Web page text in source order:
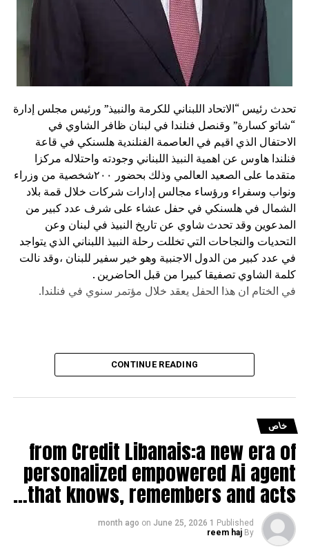
تحدث رئيس “الاتحاد اللبناني للكرمة والنبيذ” ورئيس مجلس إدارة
“شاتو كسارة” وقنصل فنلندا في لبنان ظافر الشاوي في
الاحتفال الذي اقيم في العاصمة الفنلندية هلسنكي في قاعة
فنلندا هاوس عن اهمية النبيذ اللبناني وجودته واحتلاله مركزا
متقدما على الصعيد العالمي وذلك بحضور ٢٠٠شخصية من وزراء
ونواب وسفراء ورؤساء مجالس إدارات شركات خلال قمة بلاد
الشمال في هلسنكي في حفل عشاء على شرف عدد كبير من
المدعوين وقد تحدث شاوي عن تاريخ النبيذ في لبنان وعن
التحديات والنجاحات التي تخللت رحلة النبيذ اللبناني الذي يتواجد
في عدد كبير من الدول الاجنبية وهو خير سفير للبنان ،وقد نالت
كلمة الشاوي تصفيقا كبيرا من قبل الحاضرين .
في الختام ان هذا الحفل يعقد خلال مؤتمر سنوي في فنلندا.
CONTINUE READING
خاص
from Credit Libanais:a new era of
personalized empowered Ai agent
that knows, remembers and acts…
Published
1 month ago
on June 25, 2026
By
reem haj